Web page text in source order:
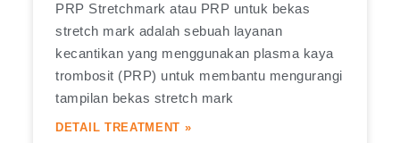
PRP Stretchmark atau PRP untuk bekas
stretch mark adalah sebuah layanan
kecantikan yang menggunakan plasma kaya
trombosit (PRP) untuk membantu mengurangi
tampilan bekas stretch mark
DETAIL TREATMENT »